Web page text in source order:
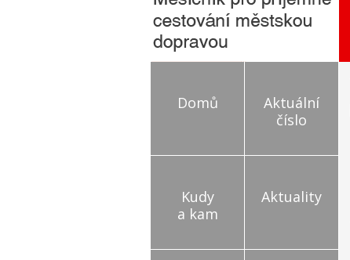
Domů
Aktuální
číslo
Kudy
a kam
Aktuality